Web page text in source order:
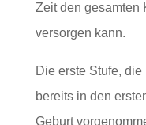
Zeit den gesamten
versorgen kann.
Die erste Stufe,
bereits in den
Geburt